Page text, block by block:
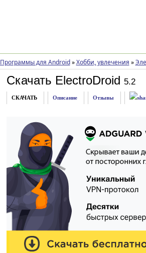
Программы для Android » Хобби, увлечения »
Скачать ElectroDroid 5.2
СКАЧАТЬ Описание Отзывы